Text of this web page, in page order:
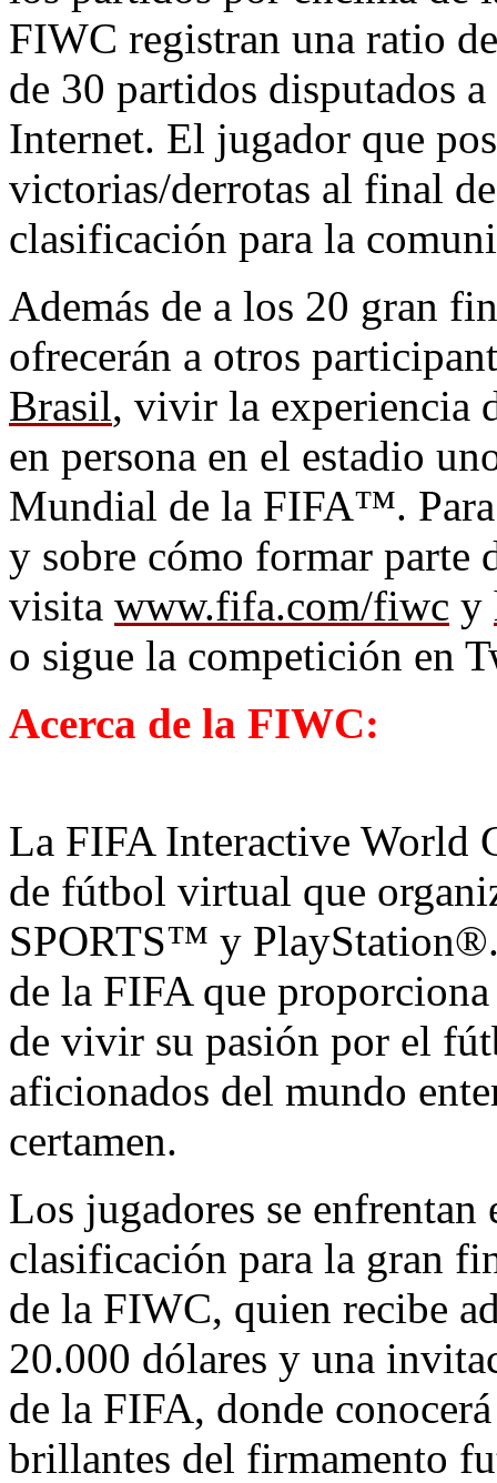
FIWC registran una ratio
de 30 partidos disputados
Internet. El jugador que
victorias/derrotas al final
clasificación para la
Además de a los 20 gran
ofrecerán a otros
Brasil, vivir la experiencia
en persona en el estadio
Mundial de la FIFA™.
y sobre cómo formar parte
visita www.fifa.com/fiwc y
o sigue la competición en
Acerca de la FIWC:
La FIFA Interactive World
de fútbol virtual que
SPORTS™ y
de la FIFA que
de vivir su pasión por el
aficionados del mundo
certamen.
Los jugadores se
clasificación para la gran
de la FIWC, quien recibe
20.000 dólares y una
de la FIFA, donde
brillantes del firmamento